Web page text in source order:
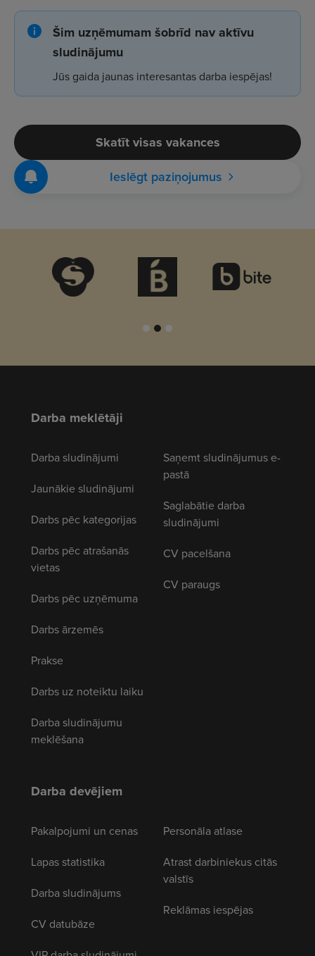
Šim uzņēmumam šobrīd nav aktīvu
sludinājumu
Jūs gaida jaunas interesantas darba iespējas!
Skatīt visas vakances
Ieslēgt paziņojumus
Darba meklētāji
Darba sludinājumi
Jaunākie sludinājumi
Darbs pēc kategorijas
Darbs pēc atrašanās
vietas
Darbs pēc uzņēmuma
Darbs ārzemēs
Prakse
Darbs uz noteiktu laiku
Darba sludinājumu
meklēšana
Saņemt sludinājumus e-
pastā
Saglabātie darba
sludinājumi
CV pacelšana
CV paraugs
Darba devējiem
Pakalpojumi un cenas
Lapas statistika
Darba sludinājums
CV datubāze
Personāla atlase
Atrast darbiniekus citās
valstīs
Reklāmas iespējas